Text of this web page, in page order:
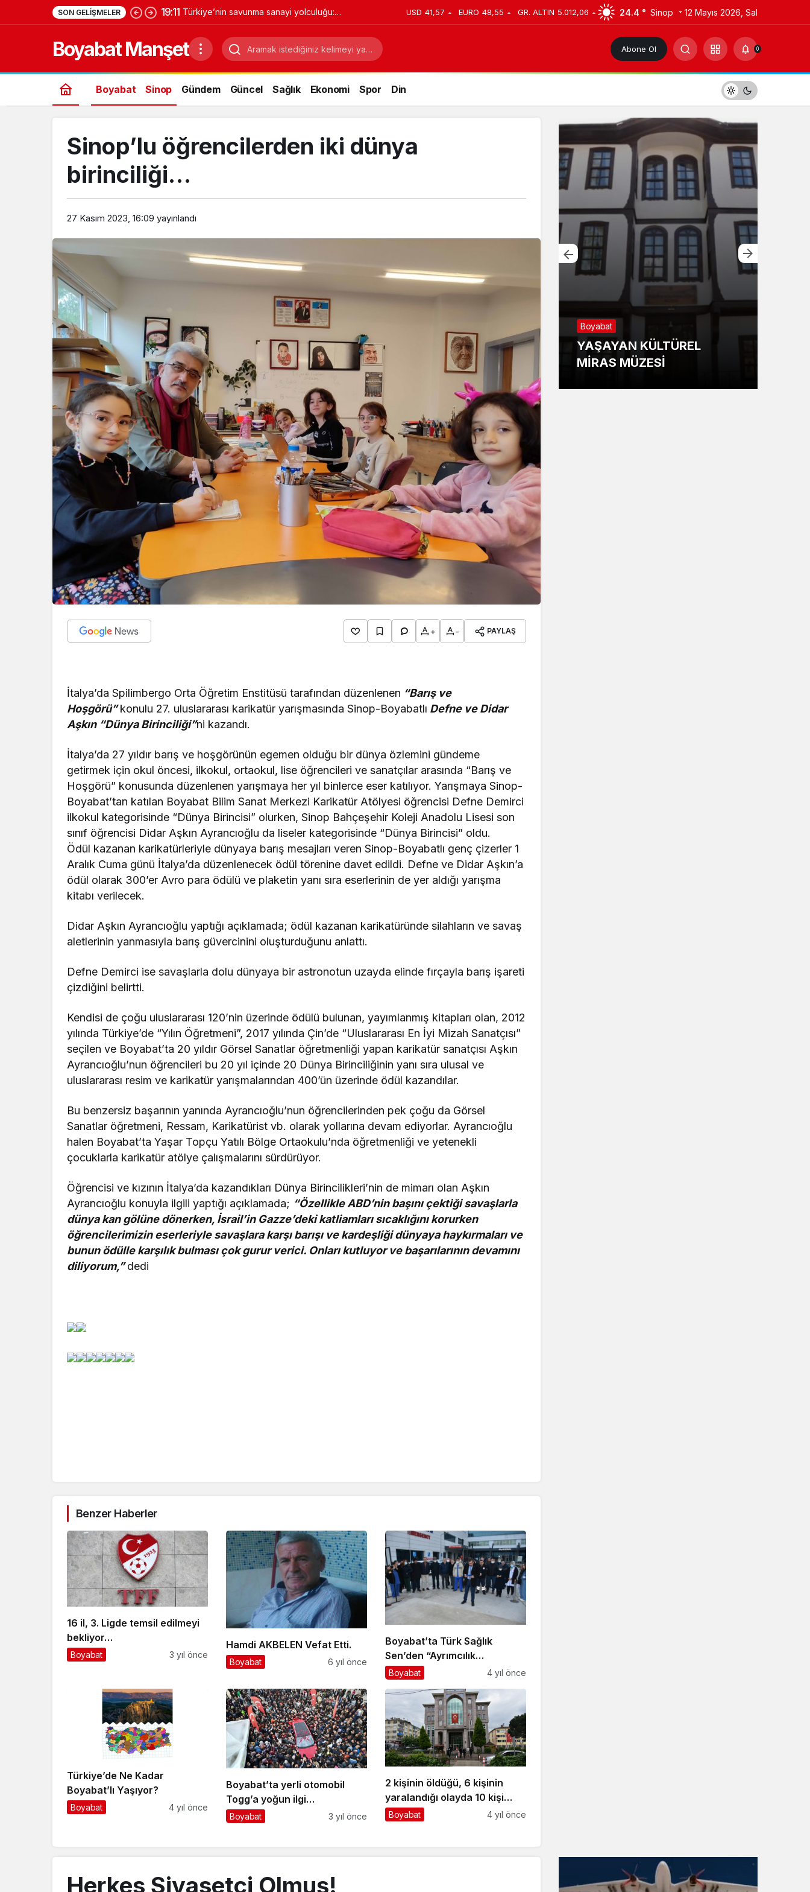
SON GELIŞMELER 0:47 YAŞAYAN KÜLTÜREL MİRAS MÜZESİ USD 41,57 EURO 48,55 GR. ALTIN 5.012,06 24.4 ° Sinop 12 Mayıs 2026, Sal
Boyabat Manşet Abone Ol 0
Boyabat Sinop Gündem Güncel Sağlık Ekonomi Spor Din
Sinop’lu öğrencilerden iki dünya
birinciliği…
27 Kasım 2023, 16:09 yayınlandı
+ - PAYLAŞ
İtalya’da Spilimbergo Orta Öğretim Enstitüsü tarafından düzenlenen “Barış ve
Hoşgörü”konulu 27. uluslararası karikatür yarışmasında Sinop-Boyabatlı Defne ve Didar
Aşkın “Dünya Birinciliği”ni kazandı.
İtalya’da 27 yıldır barış ve hoşgörünün egemen olduğu bir dünya özlemini gündeme
getirmek için okul öncesi, ilkokul, ortaokul, lise öğrencileri ve sanatçılar arasında “Barış ve
Hoşgörü” konusunda düzenlenen yarışmaya her yıl binlerce eser katılıyor. Yarışmaya Sinop-
Boyabat’tan katılan Boyabat Bilim Sanat Merkezi Karikatür Atölyesi öğrencisi Defne Demirci
ilkokul kategorisinde “Dünya Birincisi” olurken, Sinop Bahçeşehir Koleji Anadolu Lisesi son
sınıf öğrencisi Didar Aşkın Ayrancıoğlu da liseler kategorisinde “Dünya Birincisi” oldu.
Ödül kazanan karikatürleriyle dünyaya barış mesajları veren Sinop-Boyabatlı genç çizerler 1
Aralık Cuma günü İtalya’da düzenlenecek ödül törenine davet edildi. Defne ve Didar Aşkın’a
ödül olarak 300’er Avro para ödülü ve plaketin yanı sıra eserlerinin de yer aldığı yarışma
kitabı verilecek.
Didar Aşkın Ayrancıoğlu yaptığı açıklamada; ödül kazanan karikatüründe silahların ve savaş
aletlerinin yanmasıyla barış güvercinini oluşturduğunu anlattı.
Defne Demirci ise savaşlarla dolu dünyaya bir astronotun uzayda elinde fırçayla barış işareti
çizdiğini belirtti.
Kendisi de çoğu uluslararası 120’nin üzerinde ödülü bulunan, yayımlanmış kitapları olan, 2012
yılında Türkiye’de “Yılın Öğretmeni”, 2017 yılında Çin’de “Uluslararası En İyi Mizah Sanatçısı”
seçilen ve Boyabat’ta 20 yıldır Görsel Sanatlar öğretmenliği yapan karikatür sanatçısı Aşkın
Ayrancıoğlu’nun öğrencileri bu 20 yıl içinde 20 Dünya Birinciliğinin yanı sıra ulusal ve
uluslararası resim ve karikatür yarışmalarından 400’ün üzerinde ödül kazandılar.
Bu benzersiz başarının yanında Ayrancıoğlu’nun öğrencilerinden pek çoğu da Görsel
Sanatlar öğretmeni, Ressam, Karikatürist vb. olarak yollarına devam ediyorlar. Ayrancıoğlu
halen Boyabat’ta Yaşar Topçu Yatılı Bölge Ortaokulu’nda öğretmenliği ve yetenekli
çocuklarla karikatür atölye çalışmalarını sürdürüyor.
Öğrencisi ve kızının İtalya’da kazandıkları Dünya Birincilikleri’nin de mimarı olan Aşkın
Ayrancıoğlu konuyla ilgili yaptığı açıklamada; “Özellikle ABD’nin başını çektiği savaşlarla
dünya kan gölüne dönerken, İsrail’in Gazze’deki katliamları sıcaklığını korurken
öğrencilerimizin eserleriyle savaşlara karşı barışı ve kardeşliği dünyaya haykırmaları ve
bunun ödülle karşılık bulması çok gurur verici. Onları kutluyor ve başarılarının devamını
diliyorum,”dedi
Benzer Haberler
16 il, 3. Ligde temsil edilmeyi
bekliyor…
Boyabat 3 yıl önce
Hamdi AKBELEN Vefat Etti.
Boyabat 6 yıl önce
Boyabat’ta Türk Sağlık
Sen’den “Ayrımcılık
Yapılmasın” basın açıklaması
Boyabat 4 yıl önce
Türkiye’de Ne Kadar
Boyabat’lı Yaşıyor?
Boyabat 4 yıl önce
Boyabat’ta yerli otomobil
Togg’a yoğun ilgi…
Boyabat 3 yıl önce
2 kişinin öldüğü, 6 kişinin
yaralandığı olayda 10 kişi
tutuklandı
Boyabat 4 yıl önce
Türkiye’nin savunma sanayi
yolculuğu: Yıldırımhan’a
uzanan stratejik dönüşüm
Boyabat
YAŞAYAN KÜLTÜREL
MİRAS MÜZESİ
Herkes Siyasetçi Olmuş!